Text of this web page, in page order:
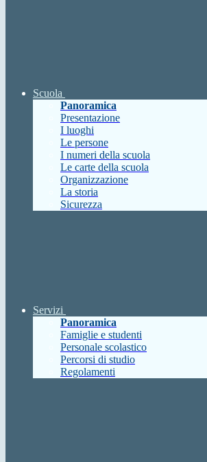
Scuola
Panoramica
Presentazione
I luoghi
Le persone
I numeri della scuola
Le carte della scuola
Organizzazione
La storia
Sicurezza
Servizi
Panoramica
Famiglie e studenti
Personale scolastico
Percorsi di studio
Regolamenti